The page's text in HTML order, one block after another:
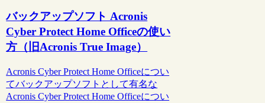
バックアップソフト Acronis
Cyber Protect Home Officeの使い
方（旧Acronis True Image）
Acronis Cyber Protect Home Officeについ
てバックアップソフトとして有名な
Acronis Cyber Protect Home Officeについ